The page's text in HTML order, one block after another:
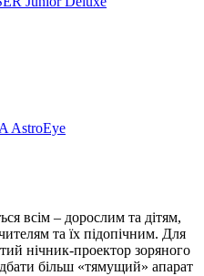
всім – дорослим та дітям,
та їх підопічним. Для
нічник-проектор зоряного
більш «тямущий» апарат